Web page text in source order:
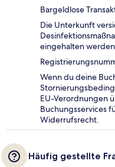
Bargeldlose
Die Unterkunft
eingehalten
Wenn du deine
EU-Verordnungen
Buchungsservices
Widerrufsrecht.
Häufig gestellte